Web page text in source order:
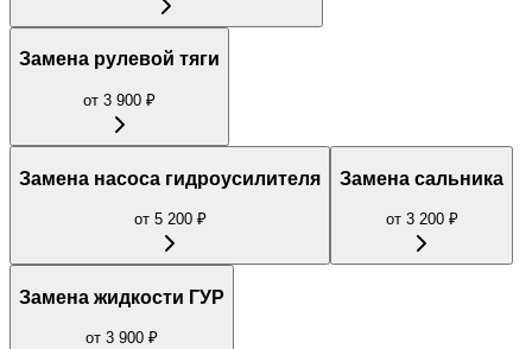
Замена рулевой тяги
от 3 900 ₽
Замена насоса гидроусилителя
от 5 200₽
Замена сальника
от 3 200₽
Замена жидкости ГУР
от 3 900 ₽